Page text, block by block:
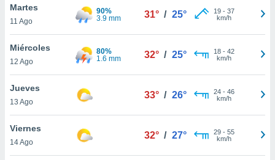
de
Martes
11 Ago
90%
3.9 mm
31° / 25° 19- 37
km/h
Miércoles
12 Ago
80%
1.6 mm
32° / 25° 18- 42
km/h
Jueves
13 Ago
33° / 26° 24- 46
km/h
Viernes
14 Ago
32° / 27° 29- 55
km/h